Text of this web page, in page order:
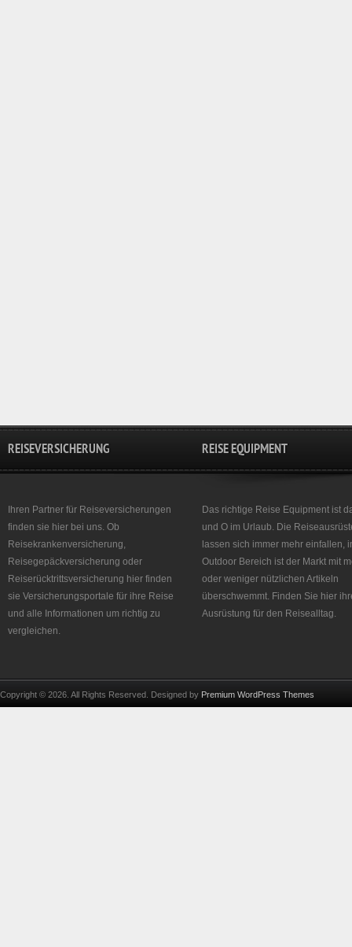
REISEVERSICHERUNG
Ihren Partner für Reiseversicherungen
finden sie hier bei uns. Ob
Reisekrankenversicherung,
Reisegepäckversicherung oder
Reiserücktrittsversicherung hier finden
sie Versicherungsportale für ihre Reise
und alle Informationen um richtig zu
vergleichen.
REISE EQUIPMENT
Das richtige Reise Equipment ist
und O im Urlaub. Die
lassen sich immer mehr einfallen,
Outdoor Bereich ist der Markt mit
oder weniger nützlichen Artikeln
überschwemmt. Finden Sie hier
Ausrüstung für den Reisealltag.
Copyright © 2026. All Rights Reserved. Designed by Premium WordPress Themes